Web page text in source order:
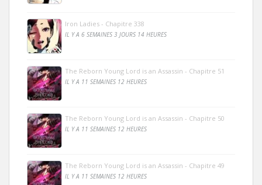
Iron Ladies - Chapitre 338
IL Y A 6 SEMAINES 3 JOURS 14 HEURES
The Reborn Young Lord is an Assassin - Chapitre 51
IL Y A 11 SEMAINES 12 HEURES
The Reborn Young Lord is an Assassin - Chapitre 50
IL Y A 11 SEMAINES 12 HEURES
The Reborn Young Lord is an Assassin - Chapitre 49
IL Y A 11 SEMAINES 12 HEURES